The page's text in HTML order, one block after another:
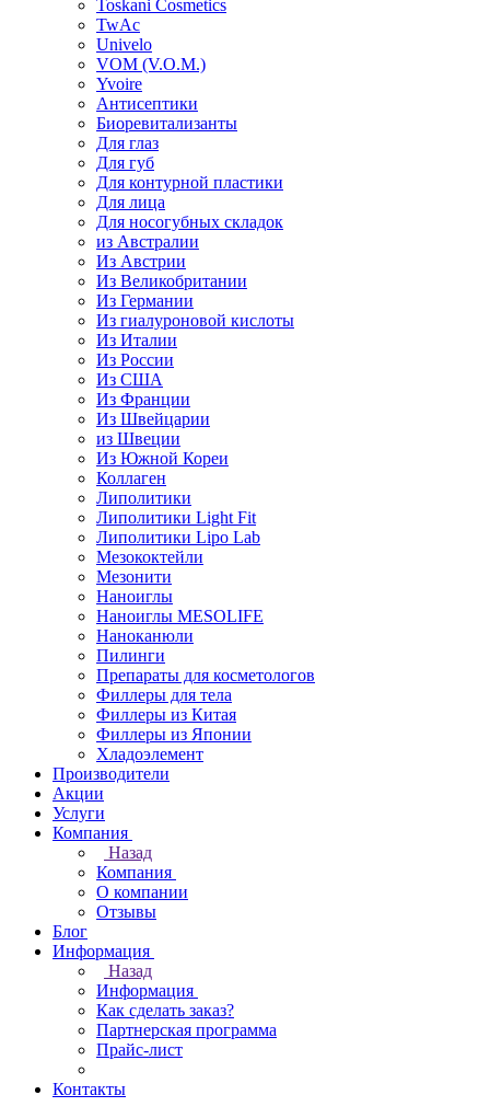
Toskani Cosmetics
TwAc
Univelo
VOM (V.O.M.)
Yvoire
Антисептики
Биоревитализанты
Для глаз
Для губ
Для контурной пластики
Для лица
Для носогубных складок
из Австралии
Из Австрии
Из Великобритании
Из Германии
Из гиалуроновой кислоты
Из Италии
Из России
Из США
Из Франции
Из Швейцарии
из Швеции
Из Южной Кореи
Коллаген
Липолитики
Липолитики Light Fit
Липолитики Lipo Lab
Мезококтейли
Мезонити
Наноиглы
Наноиглы MESOLIFE
Наноканюли
Пилинги
Препараты для косметологов
Филлеры для тела
Филлеры из Китая
Филлеры из Японии
Хладоэлемент
Производители
Акции
Услуги
Компания
Назад
Компания
О компании
Отзывы
Блог
Информация
Назад
Информация
Как сделать заказ?
Партнерская программа
Прайс-лист
Контакты